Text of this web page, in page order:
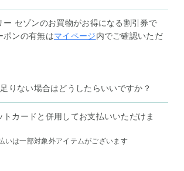
ー セゾンのお買物がお得になる割引券で
ポンの有無はマイページ内でご確認いただ
りない場合はどうしたらいいですか？
トカードと併用してお支払いいただけま
いは一部対象外アイテムがございます